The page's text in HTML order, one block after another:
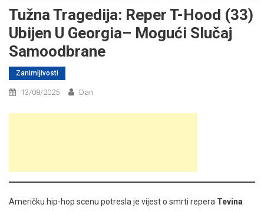
Tužna Tragedija: Reper T-Hood (33)
Ubijen U Georgia– Mogući Slučaj
Samoodbrane
Zanimljivosti
13/08/2025 Dan
Američku hip-hop scenu potresla je vijest o smrti repera Tevina